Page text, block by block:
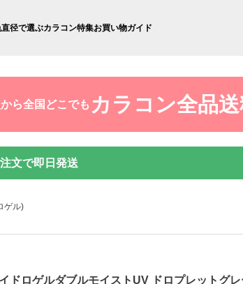
径で選ぶカラコン特集お買い物ガイド
ら全国どこでも カラコン全品
文で即日発送
ゲル)
ドロゲルダブルモイストUV ドロプレットグ